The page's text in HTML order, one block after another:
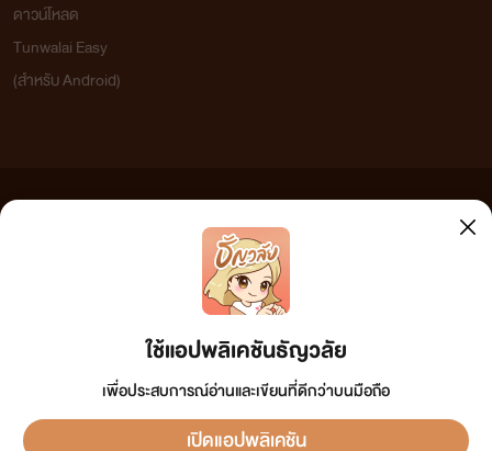
ใช้แอปพลิเคชันธัญวลัย
เพื่อประสบการณ์อ่านและเขียนที่ดีกว่าบนมือถือ
เปิดแอปพลิเคชัน
ดาวน์โหลด
Tunwalai Easy
(สำหรับ Android)
เว็บไซต์แห่งนี้ไม่ได้เห็นด้วยและไม่ขอรับผิดชอบต่อข้อความใดๆ ทั้งสิ้น ดังนั้นผู้อ่านทุกท่านโปรดใช้
วิจารณญาณในการกลั่นกรองด้วยตนเอง และหากท่านพบข้อความใดๆ ที่ขัดต่อกฎหมายและศีลธรรม
กรุณาแจ้งมาที่ tunwalai@ookbee.com เพื่อทีมงานจะได้ดำเนินการในทันที ทั้งนี้ ทางเว็บไซต์ขอสงวน
ลิขสิทธิ์ตามพระราชบัญญัติลิขสิทธิ์ (ฉบับเพิ่มเติม) พ.ศ.2558